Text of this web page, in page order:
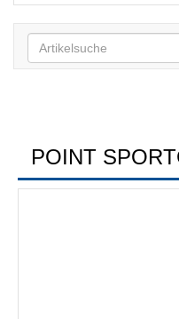
POINT